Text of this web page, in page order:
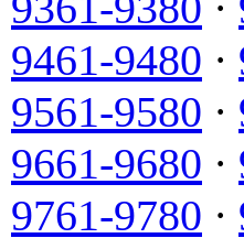
9461-9480 ·
9561-9580 ·
9661-9680 ·
9761-9780 ·